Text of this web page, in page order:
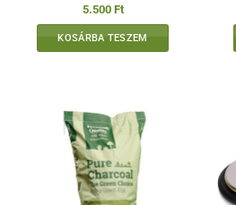
5.500 Ft
KOSÁRBA TESZEM